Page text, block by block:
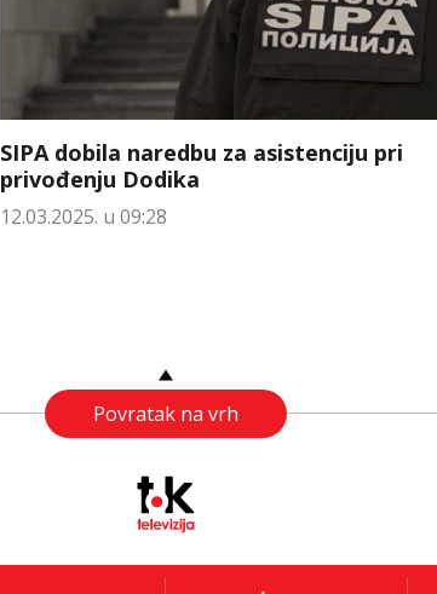
SIPA dobila naredbu za asistenciju pri
privođenju Dodika
12.03.2025. u 09:28
Povratak na vrh